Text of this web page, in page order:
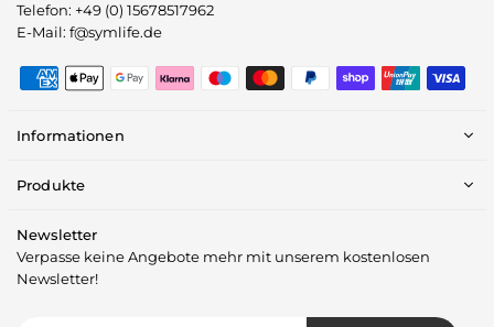
Telefon: +49 (0) 15678517962
E-Mail: f@symlife.de
Informationen
Produkte
Newsletter
Verpasse keine Angebote mehr mit unserem kostenlosen
Newsletter!